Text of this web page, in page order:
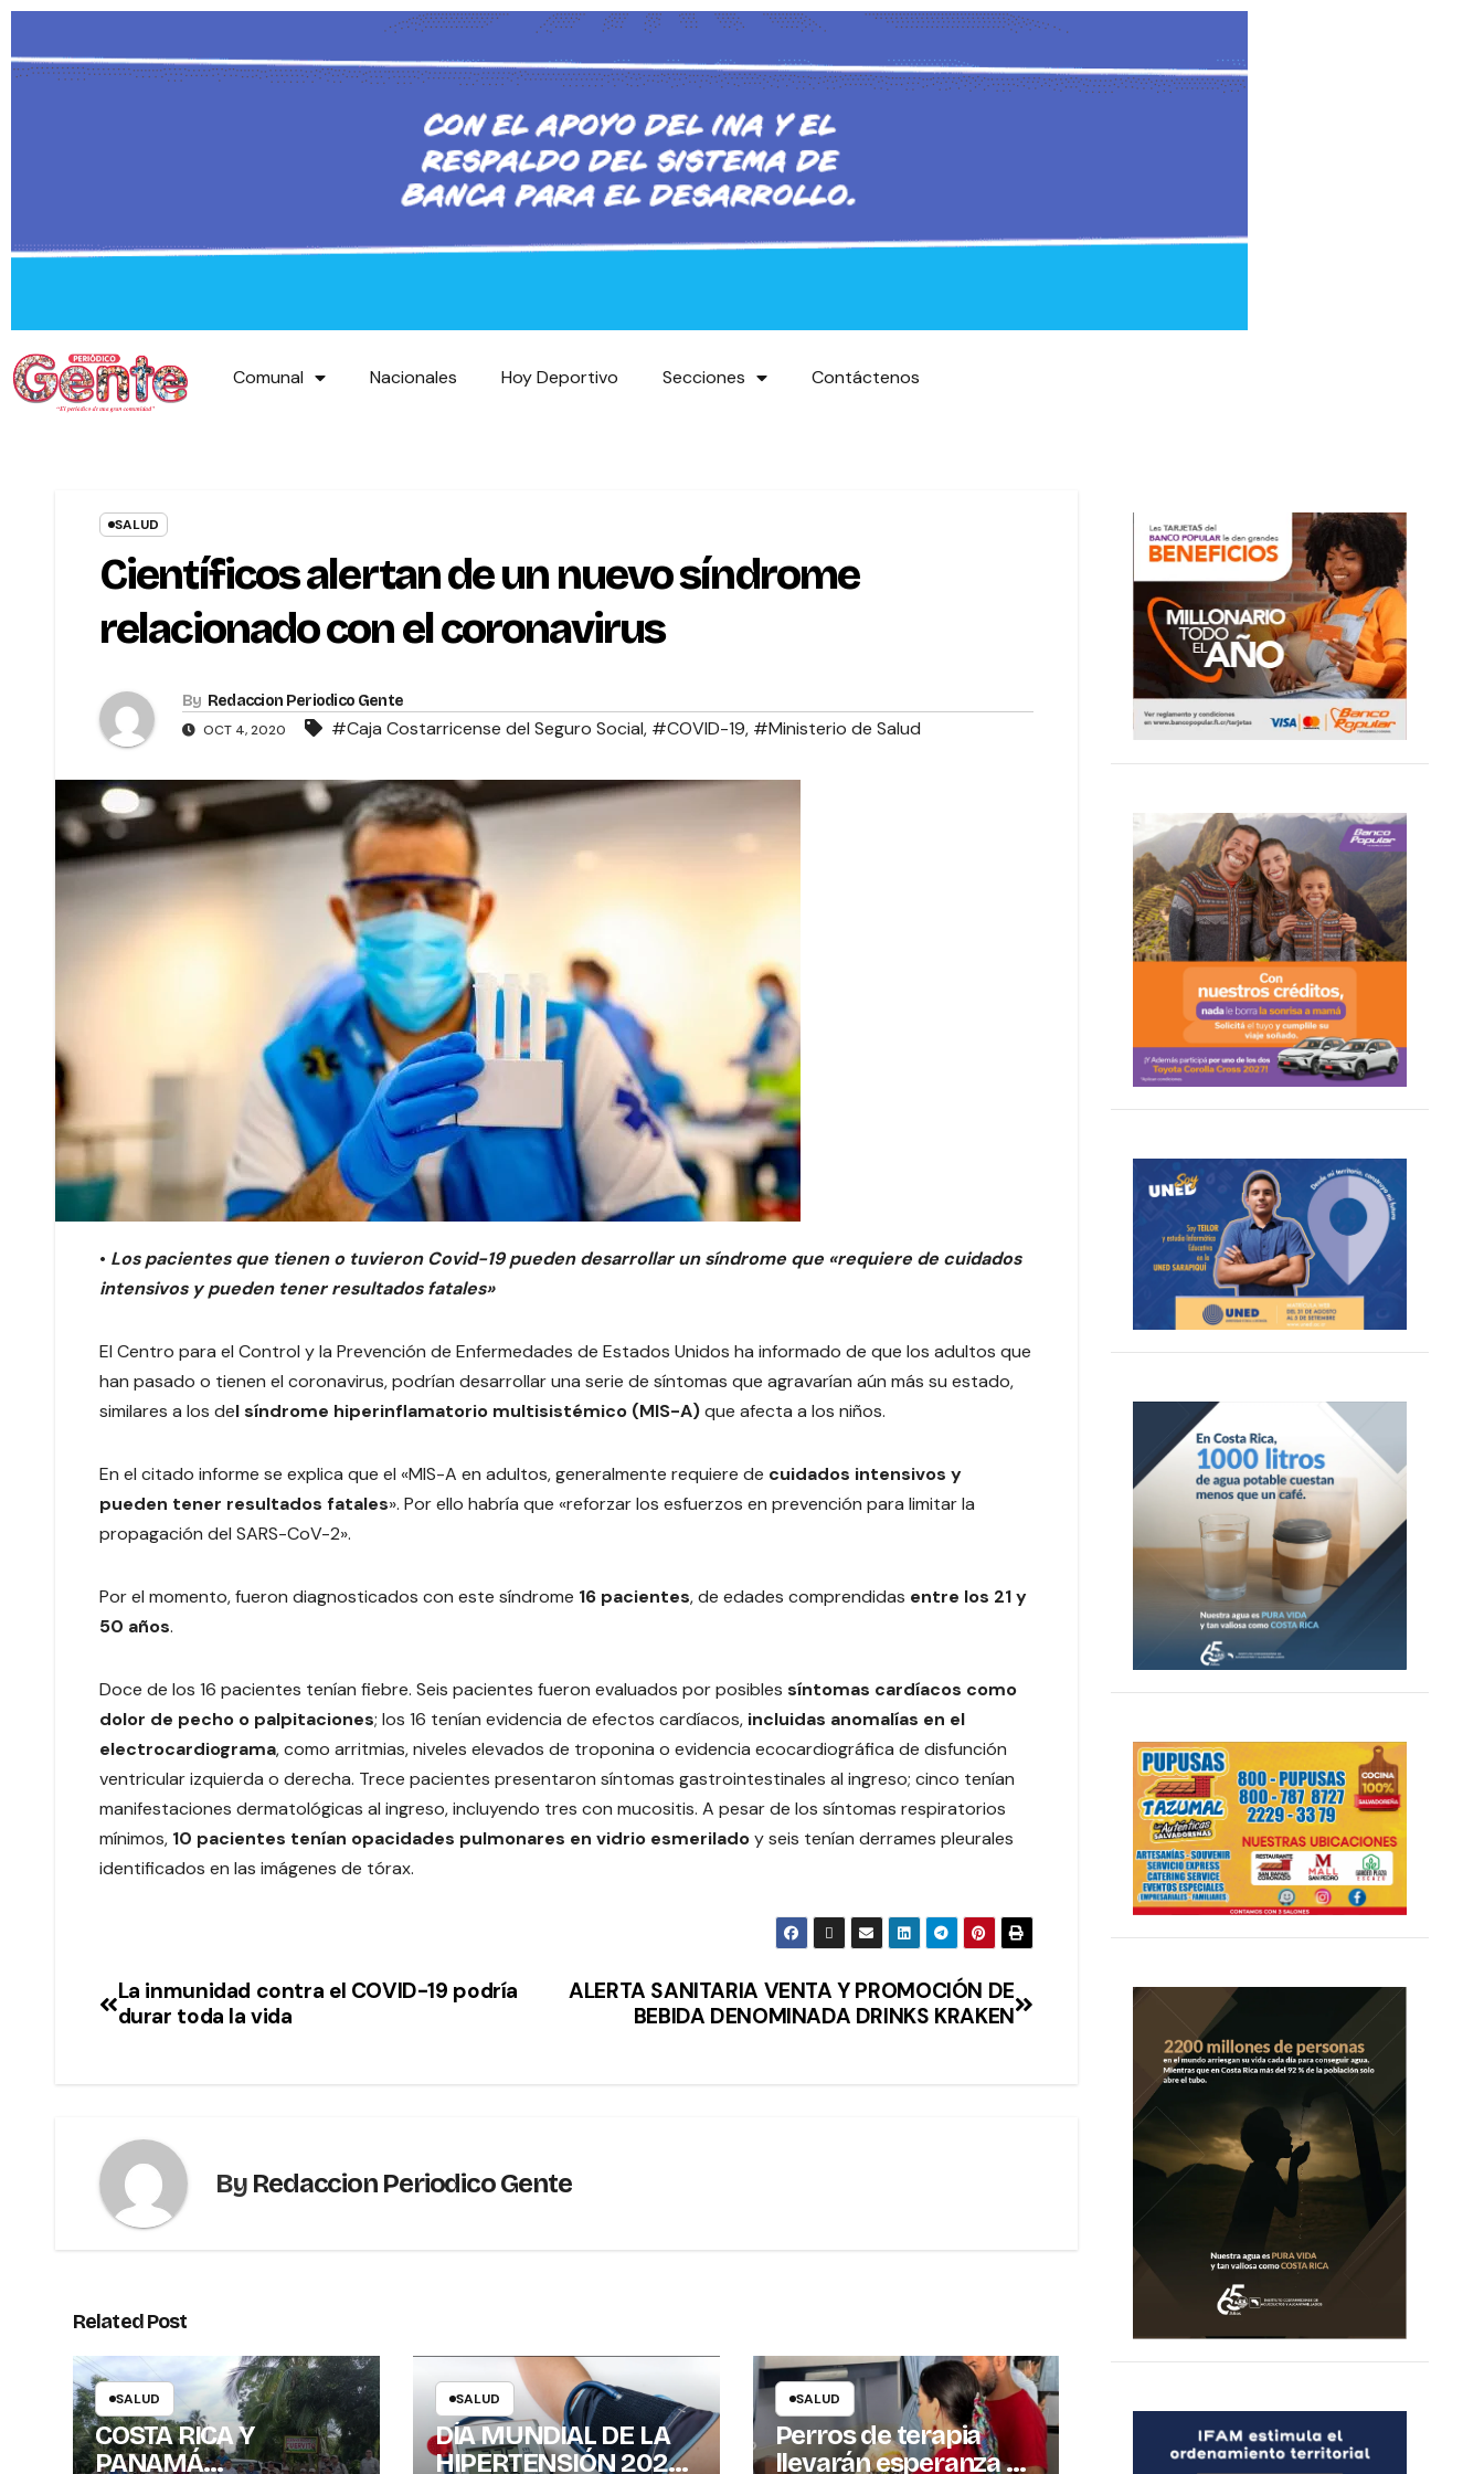
Comunal Nacionales Hoy Deportivo Secciones Contáctenos
SALUD
Científicos alertan de un nuevo síndrome
relacionado con el coronavirus
By Redaccion Periodico Gente
OCT 4, 2020 #Caja Costarricense del Seguro Social, #COVID-19, #Ministerio de Salud
• Los pacientes que tienen o tuvieron Covid-19 pueden desarrollar un síndrome que «requiere de cuidados
intensivos y pueden tener resultados fatales»
El Centro para el Control y la Prevención de Enfermedades de Estados Unidos ha informado de que los adultos que
han pasado o tienen el coronavirus, podrían desarrollar una serie de síntomas que agravarían aún más su estado,
similares a los del síndrome hiperinflamatorio multisistémico (MIS-A)que afecta a los niños.
En el citado informe se explica que el «MIS-A en adultos, generalmente requiere de cuidados intensivos y
pueden tener resultados fatales». Por ello habría que «reforzar los esfuerzos en prevención para limitar la
propagación del SARS-CoV-2».
Por el momento, fueron diagnosticados con este síndrome 16 pacientes, de edades comprendidas entre los 21 y
50 años.
Doce de los 16 pacientes tenían fiebre. Seis pacientes fueron evaluados por posibles síntomas cardíacos como
dolor de pecho o palpitaciones; los 16 tenían evidencia de efectos cardíacos, incluidas anomalías en el
electrocardiograma, como arritmias, niveles elevados de troponina o evidencia ecocardiográfica de disfunción
ventricular izquierda o derecha. Trece pacientes presentaron síntomas gastrointestinales al ingreso; cinco tenían
manifestaciones dermatológicas al ingreso, incluyendo tres con mucositis. A pesar de los síntomas respiratorios
mínimos, 10 pacientes tenían opacidades pulmonares en vidrio esmeriladoy seis tenían derrames pleurales
identificados en las imágenes de tórax.
ALERTA SANITARIA VENTA Y PROMOCIÓN DE
BEBIDA DENOMINADA DRINKS KRAKEN
La inmunidad contra el COVID-19 podría
durar toda la vida
By Redaccion Periodico Gente
Related Post
SALUD
COSTA RICA Y
PANAMÁ
SALUD
DÍA MUNDIAL DE LA
HIPERTENSIÓN 2026:
SALUD
Perros de terapia
llevarán esperanza a